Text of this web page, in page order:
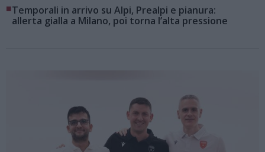
■Temporali in arrivo su Alpi, Prealpi e pianura:
allerta gialla a Milano, poi torna l’alta pressione